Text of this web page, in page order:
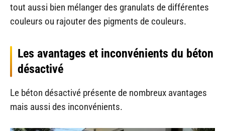
tout aussi bien mélanger des granulats de différentes
couleurs ou rajouter des pigments de couleurs.
Les avantages et inconvénients du béton
désactivé
Le béton désactivé présente de nombreux avantages
mais aussi des inconvénients.